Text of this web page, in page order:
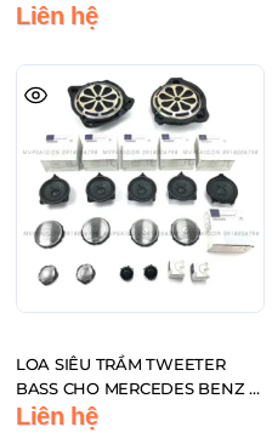
C/GLC/E CLASS
Liên hệ
LOA SIÊU TRẦM TWEETER
BASS CHO MERCEDES BENZ C
W205 GLC X253 E W213 SERIES
Liên hệ